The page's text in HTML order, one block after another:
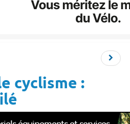
cyclisme :